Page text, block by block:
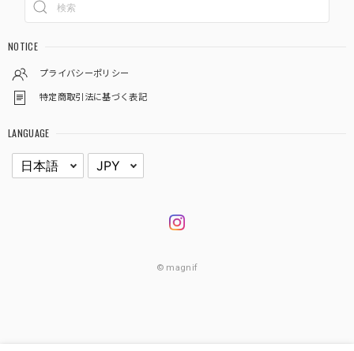
NOTICE
プライバシーポリシー
特定商取引法に基づく表記
LANGUAGE
© magnif